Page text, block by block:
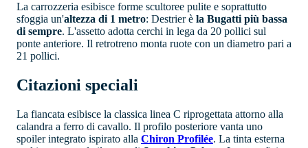
La carrozzeria esibisce forme scultoree pulite e soprattutto
sfoggia un'altezza di 1 metro: Destrier è la Bugatti più bassa
di sempre. L'assetto adotta cerchi in lega da 20 pollici sul
ponte anteriore. Il retrotreno monta ruote con un diametro pari a
21 pollici.
Citazioni speciali
La fiancata esibisce la classica linea C riprogettata attorno alla
calandra a ferro di cavallo. Il profilo posteriore vanta uno
spoiler integrato ispirato alla Chiron Profilée. La tinta esterna